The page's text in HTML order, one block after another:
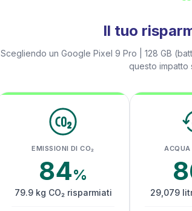
Il tuo
Scegliendo un Google Pixel 9 Pro | 128 GB
questo impatto
EMISSIONI DI CO₂
84%
79.9 kg CO₂ risparmiati
ACQUA
29,079